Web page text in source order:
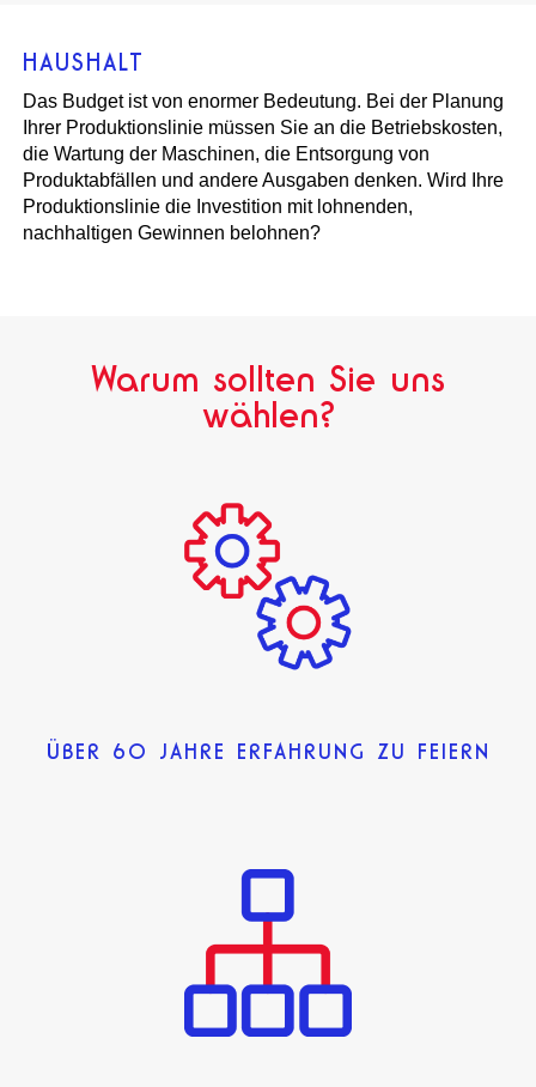
HAUSHALT
Das Budget ist von enormer Bedeutung. Bei der Planung
Ihrer Produktionslinie müssen Sie an die Betriebskosten,
die Wartung der Maschinen, die Entsorgung von
Produktabfällen und andere Ausgaben denken. Wird Ihre
Produktionslinie die Investition mit lohnenden,
nachhaltigen Gewinnen belohnen?
Warum sollten Sie uns
wählen?
ÜBER 60 JAHRE ERFAHRUNG ZU FEIERN